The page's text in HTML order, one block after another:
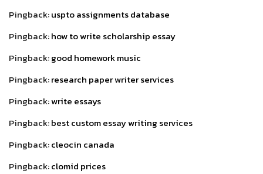
Pingback:uspto assignments database
Pingback:how to write scholarship essay
Pingback:good homework music
Pingback:research paper writer services
Pingback:write essays
Pingback:best custom essay writing services
Pingback:cleocin canada
Pingback:clomid prices